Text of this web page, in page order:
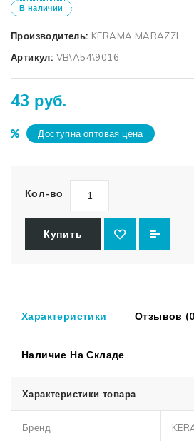
В наличии
Производитель: KERAMA MARAZZI
Артикул: VB\A54\9016
43 руб.
Доступна оптовая цена
Кол-во
Купить
Характеристики Отзывов
Наличие На Складе
Характеристики товара
Бренд